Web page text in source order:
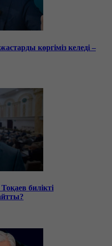
көргіміз келеді –
билікті